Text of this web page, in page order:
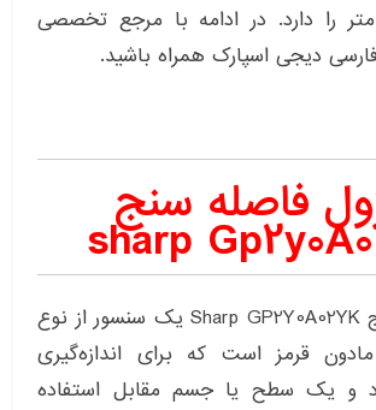
متر را دارد. در ادامه با مرجع تخصصی
فارسی دیجی اسپارک همراه باشید.
فاصله سنج
sharp
ماژول فاصله‌سنج Sharp GP2Y0A02YK یک سنسور از نوع
قرمز است که برای اندازه‌گیری
و یک سطح یا جسم مقابل استفاده